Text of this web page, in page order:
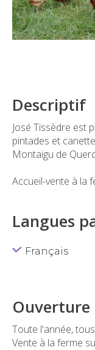
Descriptif
José Tissèdre est
pintades et
Montaigu de
Accueil-vente à la
Langues
Français
Ouverture
Toute l'année,
Vente à la ferme